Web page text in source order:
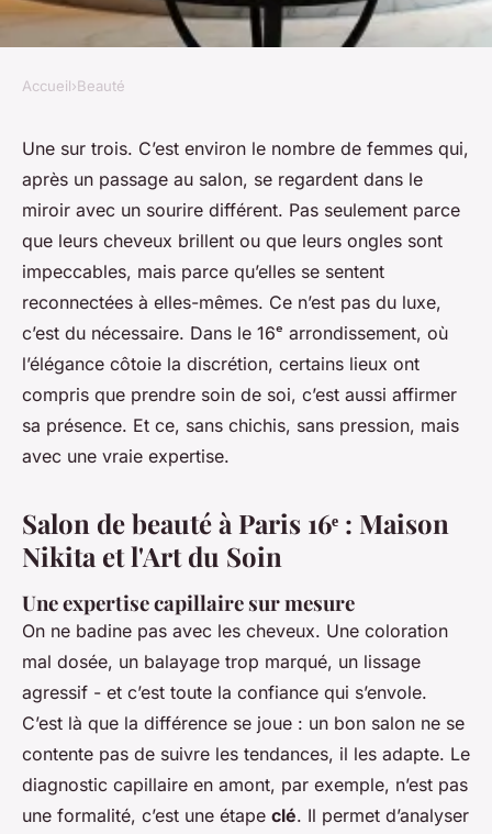
Offrez-vous des soins de
beauté à Maison Nikita Paris
16ᵉ
Isambard•06/03/2026 19:23•9 min de lecture
Accueil›Beauté
Une sur trois. C’est environ le nombre de femmes qui,
après un passage au salon, se regardent dans le
miroir avec un sourire différent. Pas seulement parce
que leurs cheveux brillent ou que leurs ongles sont
impeccables, mais parce qu’elles se sentent
reconnectées à elles-mêmes. Ce n’est pas du luxe,
c’est du nécessaire. Dans le 16ᵉ arrondissement, où
l’élégance côtoie la discrétion, certains lieux ont
compris que prendre soin de soi, c’est aussi affirmer
sa présence. Et ce, sans chichis, sans pression, mais
avec une vraie expertise.
Salon de beauté à Paris 16ᵉ : Maison
Nikita et l'Art du Soin
Une expertise capillaire sur mesure
On ne badine pas avec les cheveux. Une coloration
mal dosée, un balayage trop marqué, un lissage
agressif - et c’est toute la confiance qui s’envole.
C’est là que la différence se joue : un bon salon ne se
contente pas de suivre les tendances, il les adapte. Le
diagnostic capillaire en amont, par exemple, n’est pas
une formalité, c’est une étape clé. Il permet d’analyser